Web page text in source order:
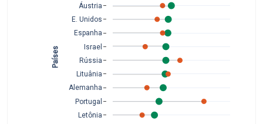
Letônia
Portugal
Alemanha
Lituânia
Rússia
Israel
Espanha
E. Unidos
Áustria
Países